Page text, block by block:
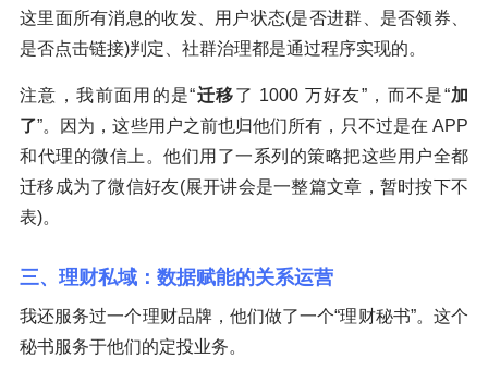
这里面所有消息的收发、用户状态(是否进群、是否领券、
是否点击链接)判定、社群治理都是通过程序实现的。
注意，我前面用的是“迁移了 1000 万好友”，而不是“加
了”。因为，这些用户之前也归他们所有，只不过是在 APP
和代理的微信上。他们用了一系列的策略把这些用户全都
迁移成为了微信好友(展开讲会是一整篇文章，暂时按下不
表)。
三、理财私域：数据赋能的关系运营
我还服务过一个理财品牌，他们做了一个“理财秘书”。这个
秘书服务于他们的定投业务。